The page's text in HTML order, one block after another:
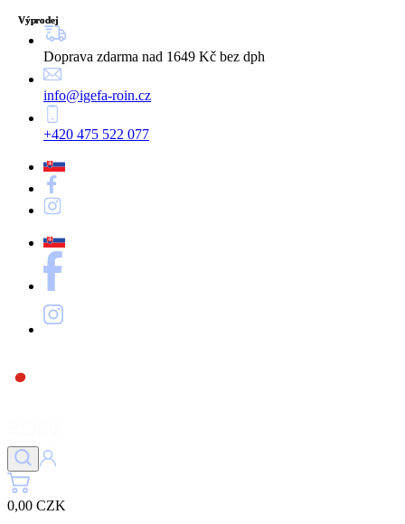
Doprava zdarma nad 1649 Kč bez dph
info@igefa-roin.cz
+420 475 522 077
0,00 CZK
Výprodej
Výprodej
Výprodej